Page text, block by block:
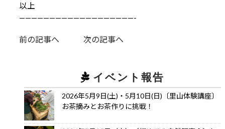
以上
———————————————————-
前の記事へ 次の記事へ
イベント報告
2026年5月9日(土)・5月10日(日)〔里山体験講座〕
お茶摘みとお茶作りに挑戦！